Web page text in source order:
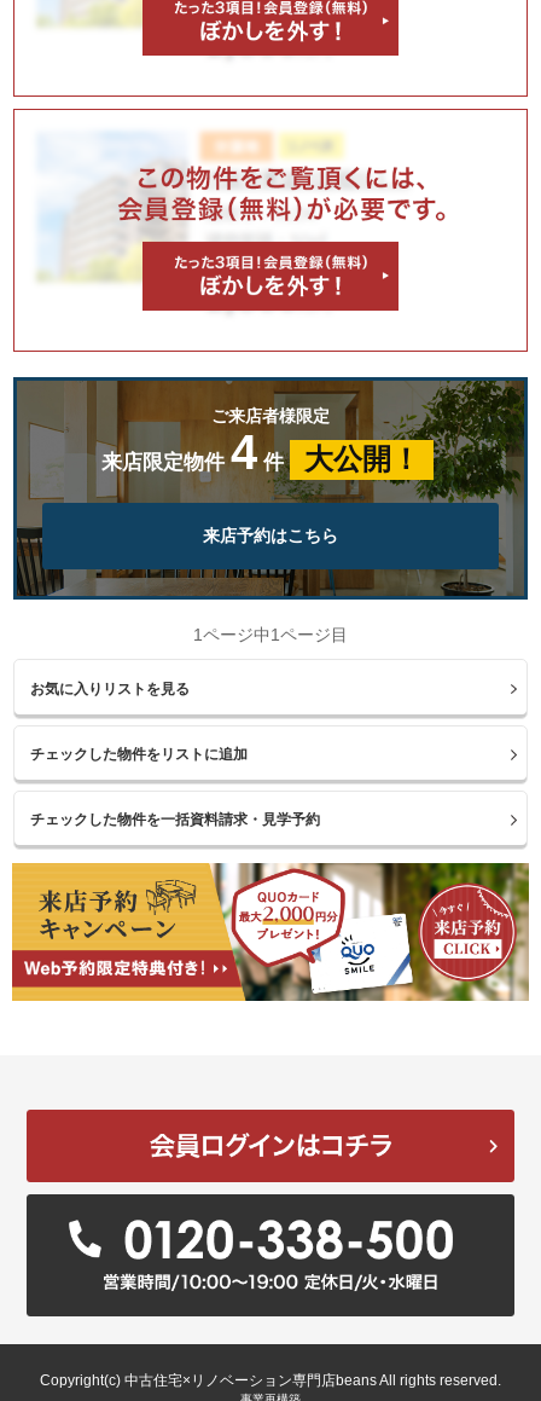
ご来店者様限定
来店限定物件 4 件 大公開！
来店予約はこちら
1ページ中1ページ目
お気に入りリストを見る
Copyright(c) 中古住宅×リノベーション専門店beans All rights reserved.